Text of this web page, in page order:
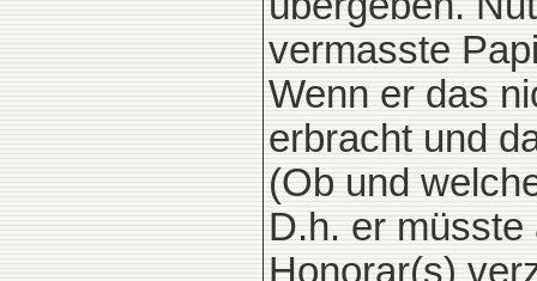
vermasste
Wenn er das
erbracht und
(Ob und
D.h. er müsste
Honorar(s)